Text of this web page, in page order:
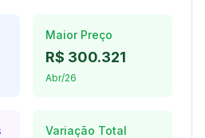
Maior Preço
R$ 300.321
Abr/26
Variação Total